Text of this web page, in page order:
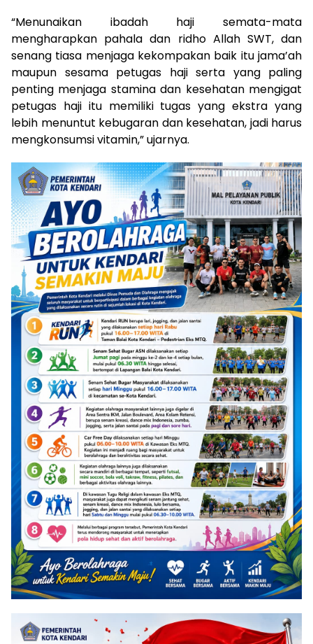
“Menunaikan ibadah haji semata-mata
mengharapkan pahala dan ridho Allah SWT, dan
senang tiasa menjaga kekompakan baik itu jama’ah
maupun sesama petugas haji serta yang paling
penting menjaga stamina dan kesehatan mengigat
petugas haji itu memiliki tugas yang ekstra yang
lebih menuntut kebugaran dan kesehatan, jadi harus
mengkonsumsi vitamin,” ujarnya.